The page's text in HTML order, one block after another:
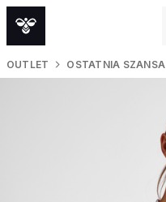
OUTLET OSTATNIA SZANSA